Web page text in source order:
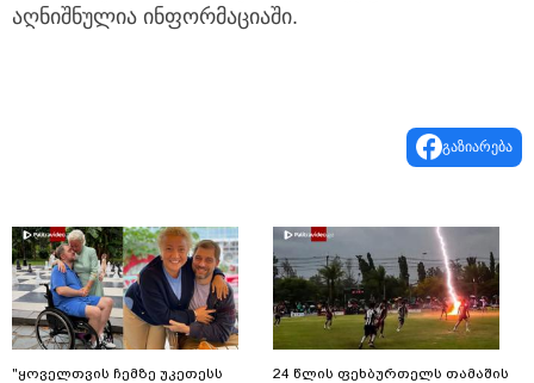
აღნიშნულია ინფორმაციაში.
გაზიარება
"ყოველთვის ჩემზე უკეთესს
24 წლის ფეხბურთელს თამაშის